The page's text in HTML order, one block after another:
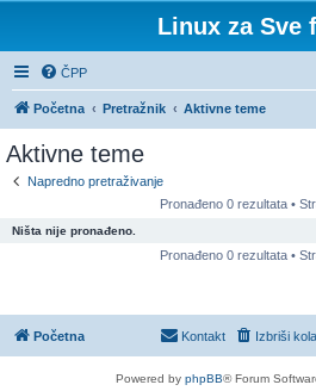
Linux za Sve
ČPP
Početna Pretražnik Aktivne teme
Aktivne teme
Napredno pretraživanje
Pronađeno 0 rezultata •
Ništa nije pronađeno.
Pronađeno 0 rezultata •
Početna Izbriši
Kontakt
Powered by phpBB® Forum